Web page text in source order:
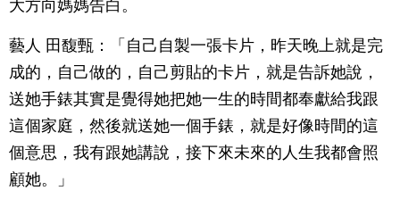
大方向媽媽告白。
藝人 田馥甄：「自己自製一張卡片，昨天晚上就是完
成的，自己做的，自己剪貼的卡片，就是告訴她說，
送她手錶其實是覺得她把她一生的時間都奉獻給我跟
這個家庭，然後就送她一個手錶，就是好像時間的這
個意思，我有跟她講說，接下來未來的人生我都會照
顧她。」